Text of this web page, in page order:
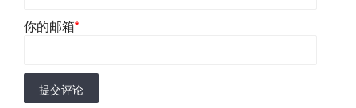
你的邮箱*
提交评论